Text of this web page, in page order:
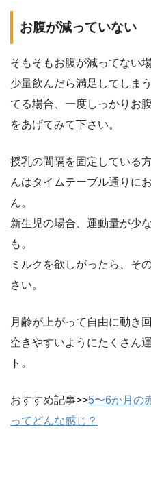
お腹が減っていない
そもそもお腹が減ってない
少量飲んだら満足してしま
てる場合、一度しっかりお
をあげてみて下さい。
授乳の間隔を固定している
んはタイムテーブル通りに
ん。
新生児の場合、運動量が少
も。
ミルクを欲しがったら、そ
さい。
月齢が上がって自由に動き
空きやすいようにたくさん
ト。
おすすめ記事>>5〜6か月の
ってどんな感じ？